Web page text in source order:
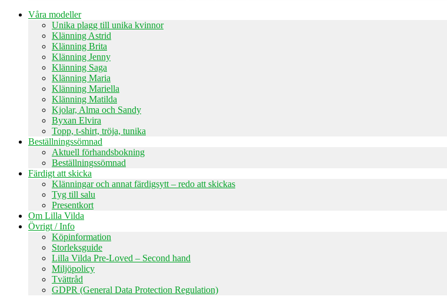
Våra modeller
Unika plagg till unika kvinnor
Klänning Astrid
Klänning Brita
Klänning Jenny
Klänning Saga
Klänning Maria
Klänning Mariella
Klänning Matilda
Kjolar, Alma och Sandy
Byxan Elvira
Topp, t-shirt, tröja, tunika
Beställningssömnad
Aktuell förhandsbokning
Beställningssömnad
Färdigt att skicka
Klänningar och annat färdigsytt – redo att skickas
Tyg till salu
Presentkort
Om Lilla Vilda
Övrigt / Info
Köpinformation
Storleksguide
Lilla Vilda Pre-Loved – Second hand
Miljöpolicy
Tvättråd
GDPR (General Data Protection Regulation)